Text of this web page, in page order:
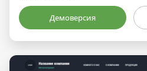
Демоверсия